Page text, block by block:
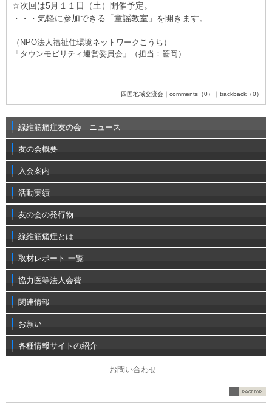
☆次回は5月１１日（土）開催予定。
・・・気軽に参加できる「童謡教室」を開きます。
（NPO法人福祉住環境ネットワークこうち）
「タウンモビリティ運営委員会」（担当：笹岡）
四国地域交流会 ｜ comments（0） ｜ trackback（0）
線維筋痛症友の会 ニュース
友の会概要
入会案内
活動実績
友の会の発行物
線維筋痛症とは
取材レポート 一覧
協力医等法人会費
関連情報
お願い
各種情報サイトの紹介
お問い合わせ